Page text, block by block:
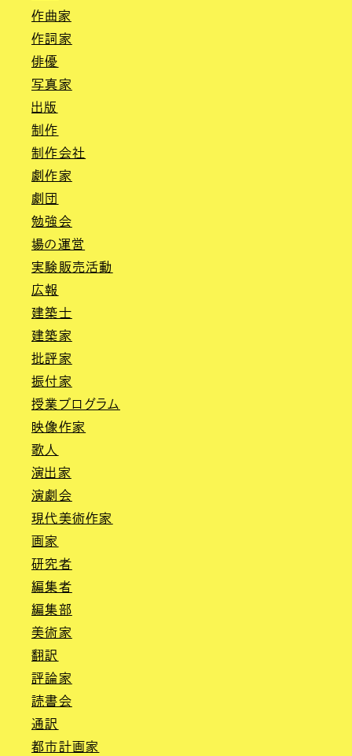
作曲家
作詞家
俳優
写真家
出版
制作
制作会社
劇作家
劇団
勉強会
場の運営
実験販売活動
広報
建築士
建築家
批評家
振付家
授業プログラム
映像作家
歌人
演出家
演劇会
現代美術作家
画家
研究者
編集者
編集部
美術家
翻訳
評論家
読書会
通訳
都市計画家